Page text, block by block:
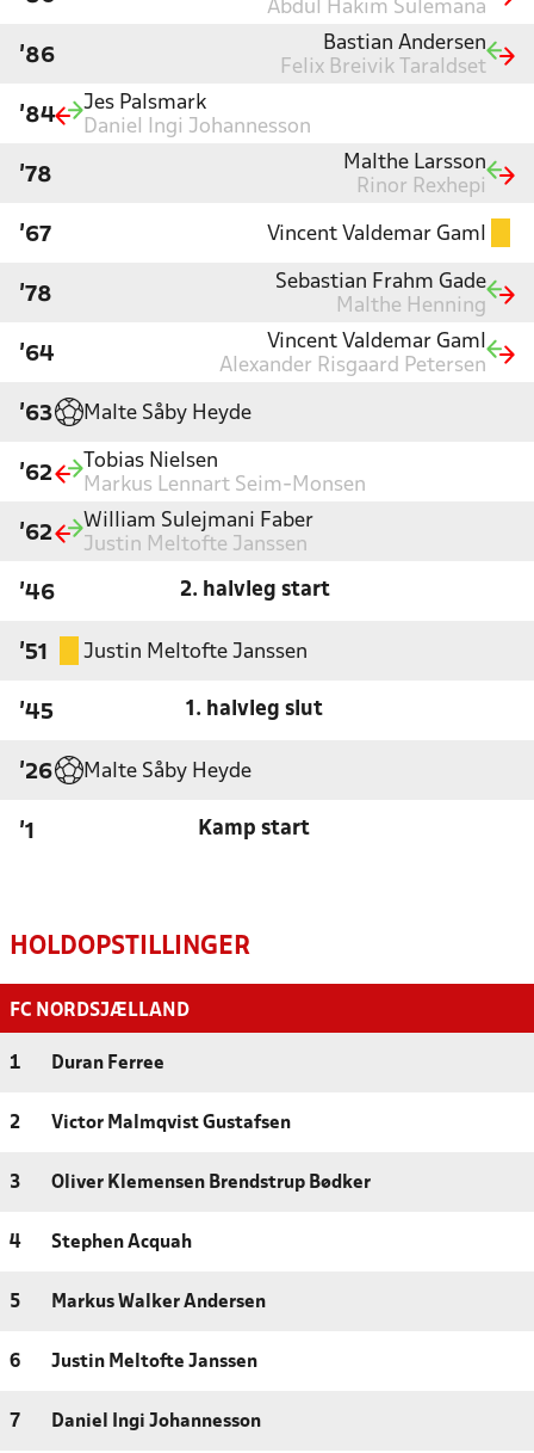
Abdul Hakim Sulemana
'86
Bastian Andersen
Felix Breivik Taraldset
'84
Jes Palsmark
Daniel Ingi Johannesson
'78
Malthe Larsson
Rinor Rexhepi
'67 Vincent Valdemar Gaml
'78
Sebastian Frahm Gade
Malthe Henning
'64
Vincent Valdemar Gaml
Alexander Risgaard Petersen
'63 Malte Såby Heyde
'62
Tobias Nielsen
Markus Lennart Seim-Monsen
'62
William Sulejmani Faber
Justin Meltofte Janssen
'46 2. halvleg start
'51 Justin Meltofte Janssen
'45 1. halvleg slut
'26 Malte Såby Heyde
'1 Kamp start
HOLDOPSTILLINGER
FC NORDSJÆLLAND
1 Duran Ferree
2 Victor Malmqvist Gustafsen
3 Oliver Klemensen Brendstrup Bødker
4 Stephen Acquah
5 Markus Walker Andersen
6 Justin Meltofte Janssen
7 Daniel Ingi Johannesson